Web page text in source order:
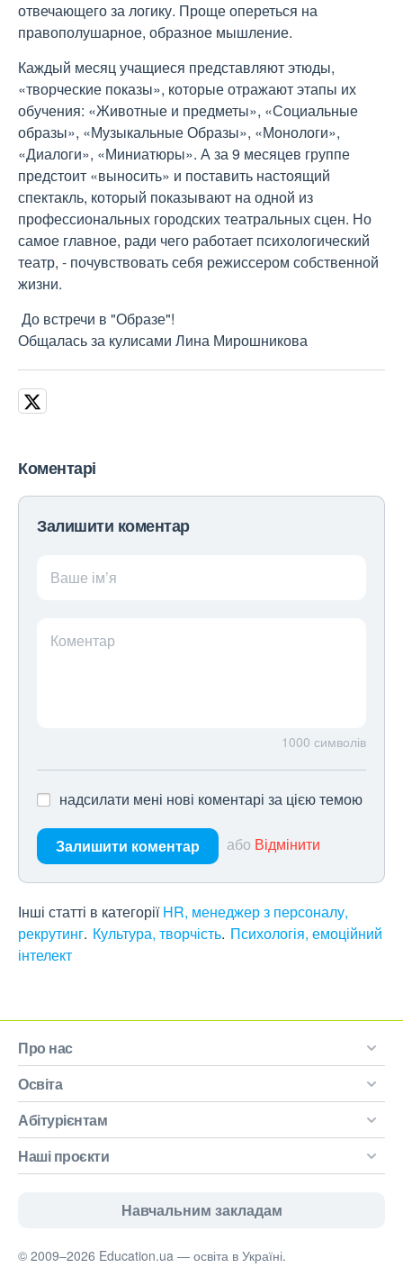
отвечающего за логику. Проще опереться на
правополушарное, образное мышление.
Каждый месяц учащиеся представляют этюды,
«творческие показы», которые отражают этапы их
обучения: «Животные и предметы», «Социальные
образы», «Музыкальные Образы», «Монологи»,
«Диалоги», «Миниатюры». А за 9 месяцев группе
предстоит «выносить» и поставить настоящий
спектакль, который показывают на одной из
профессиональных городских театральных сцен. Но
самое главное, ради чего работает психологический
театр, - почувствовать себя режиссером собственной
жизни.
До встречи в "Образе"!
Общалась за кулисами Лина Мирошникова
Коментарі
Залишити коментар
Ваше ім’я
Коментар
1000 символів
надсилати мені нові коментарі за цією темою
Залишити коментар або Відмінити
Інші статті в категорії HR, менеджер з персоналу,
рекрутинг Культура, творчість Психологія, емоційний
інтелект
Про нас
Освіта
Абітурієнтам
Наші проєкти
Навчальним закладам
© 2009–2026 Education.ua — освіта в Україні.